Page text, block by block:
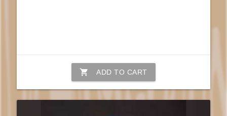
shopping_cart ADD TO CART